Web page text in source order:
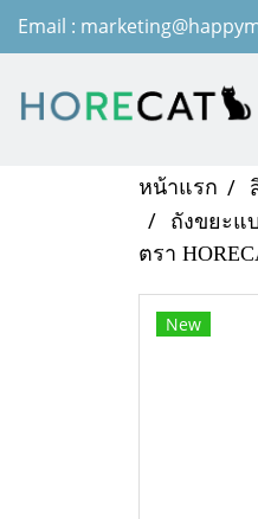
Email :
หน้าแรก
ถังขยะแ
ตรา
New